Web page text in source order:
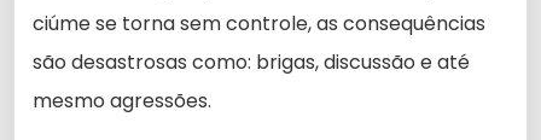
ciúme se torna sem controle, as consequências
são desastrosas como: brigas, discussão e até
mesmo agressões.